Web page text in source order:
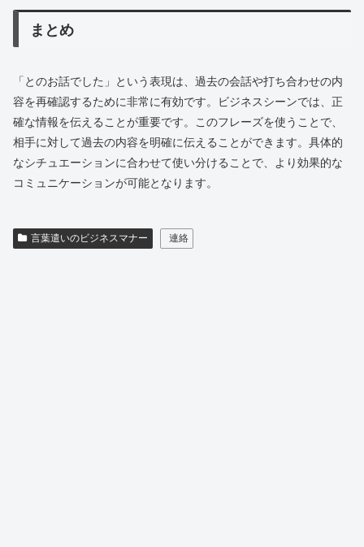
まとめ
「とのお話でした」という表現は、過去の会話や打ち合わせの内
容を再確認するために非常に有効です。ビジネスシーンでは、正
確な情報を伝えることが重要です。このフレーズを使うことで、
相手に対して過去の内容を明確に伝えることができます。具体的
なシチュエーションに合わせて使い分けることで、より効果的な
コミュニケーションが可能となります。
言葉遣いのビジネスマナー 連絡